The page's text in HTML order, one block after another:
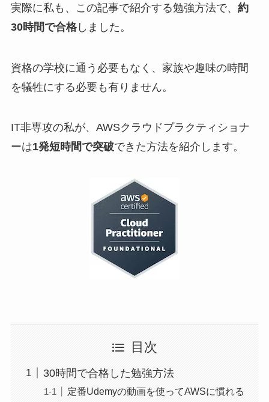
実際に私も、この記事で紹介する勉強方法で、 約
30時間で合格しました。
資格の学校に通う必要もなく、家族や趣味の時間
を犠牲にする必要も有りません。
IT非専攻の私が、AWSクラウドプラクティショナ
ーは1発短時間で突破できた方法を紹介します。
目次
30時間で合格した勉強方法
定番Udemyの動画を使ってAWSに慣れる